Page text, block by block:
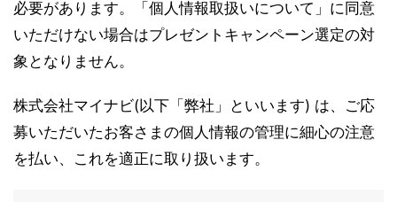
必要があります。「個人情報取扱いについて」に同意
いただけない場合はプレゼントキャンペーン選定の対
象となりません。
株式会社マイナビ(以下「弊社」といいます) は、ご応
募いただいたお客さまの個人情報の管理に細心の注意
を払い、これを適正に取り扱います。